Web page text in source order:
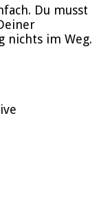
Du musst
nichts im Weg.